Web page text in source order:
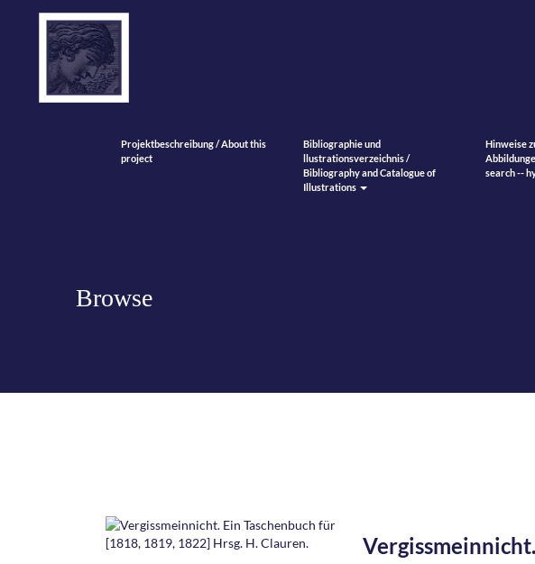
Projektbeschreibung / About this
project
Bibliographie und
llustrationsverzeichnis /
Bibliography and Catalogue of
Illustrations
Hinweise
search --
Browse